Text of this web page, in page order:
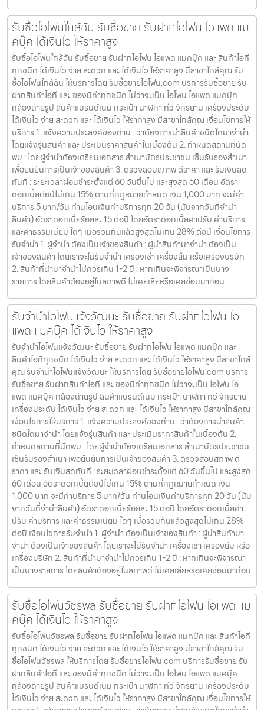
รับซื้อไอโฟนใกล้ฉัน รับซื้อขาย รับฝากไอโฟน ไอแพด แม
คบุ๊ค ได้เงินไว ให้ราคาสูง
รับซื้อไอโฟนใกล้ฉัน รับซื้อขาย รับฝากไอโฟน ไอแพด แมคบุ๊ค และ สินค้าไอที
ทุกชนิด ได้เงินไว ง่าย สะดวก และ ได้เงินไว ให้ราคาสูง มีสาขาใกล้คุณ รับ
ซื้อไอโฟนใกล้ฉัน ให้บริการโดย รับซื้อขายไอโฟน.com บริการรับซื้อขาย รับ
ฝากสินค้าไอที และ ของมีค่าทุกชนิด ไม่ว่าจะเป็น ไอโฟน ไอแพด แมคบุ๊ค
กล้องถ่ายรูป สินค้าแบรนด์เนม กระเป๋า นาฬิกา ทีวี จักรยาน เครื่องประดับ
ได้เงินไว ง่าย สะดวก และ ได้เงินไว ให้ราคาสูง มีสาขาใกล้คุณ เงื่อนไขการให้
บริการ 1. แจ้งความประสงค์ของท่าน : ว่าต้องการนำสินค้าชนิดใดมาจำนำ
โดยแจ้งรุ่นสินค้า และ ประเมินราคาสินค้าในเบื้องต้น 2. กำหนดสถานที่นัด
พบ : โดยผู้จำนำต้องเตรียมเอกสาร สำเนาบัตรประชาชน เซ็นรับรองสำเนา
เพื่อยืนยันการเป็นเจ้าของสินค้า 3. ตรวจสอบสภาพ ตีราคา และ รับเงินสด
ทันที : ระยะเวลาผ่อนชำระตั้งแต่ 60 วันขึ้นไป และสูงสุด 60 เดือน อัตรา
ดอกเบี้ยต่อปีไม่เกิน 15% ตามที่กฏหมายกำหนด เงิน 1,000 บาท จะมีค่า
บริการ 5 บาท/วัน ท่านโอนเงินค่าบริการทุก 20 วัน (นับจากวันที่จำนำ
สินค้า) อัตราดอกเบี้ยร้อยละ 15 ต่อปี โดยอัตราดอกเบี้ยค่าปรับ ค่าบริการ
และค่าธรรมเนียม ใดๆ เมื่อรวมกันแล้วสูงสุดไม่เกิน 28% ต่อปี เงื่อนไขการ
รับจำนำ 1. ผู้จำนำ ต้องเป็นเจ้าของสินค้า : ผู้นำสินค้ามาจำนำ ต้องเป็น
เจ้าของสินค้า โดยเราจะไม่รับจำนำ เครื่องเช่า เครื่องยืม หรือเครื่องบริษัท
2. สินค้าที่นำมาจำนำไม่ควรเกิน 1-2 ปี : หากเกินจะพิจารณาเป็นบาง
รายการ โดยสินค้าต้องอยู่ในสภาพดี ไม่เคยเสียหรือเคยซ่อมมาก่อน
รับจำนำไอโฟนแจ้งวัฒนะ รับซื้อขาย รับฝากไอโฟน ไอ
แพด แมคบุ๊ค ได้เงินไว ให้ราคาสูง
รับจำนำไอโฟนแจ้งวัฒนะ รับซื้อขาย รับฝากไอโฟน ไอแพด แมคบุ๊ค และ
สินค้าไอทีทุกชนิด ได้เงินไว ง่าย สะดวก และ ได้เงินไว ให้ราคาสูง มีสาขาใกล้
คุณ รับจำนำไอโฟนแจ้งวัฒนะ ให้บริการโดย รับซื้อขายไอโฟน.com บริการ
รับซื้อขาย รับฝากสินค้าไอที และ ของมีค่าทุกชนิด ไม่ว่าจะเป็น ไอโฟน ไอ
แพด แมคบุ๊ค กล้องถ่ายรูป สินค้าแบรนด์เนม กระเป๋า นาฬิกา ทีวี จักรยาน
เครื่องประดับ ได้เงินไว ง่าย สะดวก และ ได้เงินไว ให้ราคาสูง มีสาขาใกล้คุณ
เงื่อนไขการให้บริการ 1. แจ้งความประสงค์ของท่าน : ว่าต้องการนำสินค้า
ชนิดใดมาจำนำ โดยแจ้งรุ่นสินค้า และ ประเมินราคาสินค้าในเบื้องต้น 2.
กำหนดสถานที่นัดพบ : โดยผู้จำนำต้องเตรียมเอกสาร สำเนาบัตรประชาชน
เซ็นรับรองสำเนา เพื่อยืนยันการเป็นเจ้าของสินค้า 3. ตรวจสอบสภาพ ตี
ราคา และ รับเงินสดทันที : ระยะเวลาผ่อนชำระตั้งแต่ 60 วันขึ้นไป และสูงสุด
60 เดือน อัตราดอกเบี้ยต่อปีไม่เกิน 15% ตามที่กฏหมายกำหนด เงิน
1,000 บาท จะมีค่าบริการ 5 บาท/วัน ท่านโอนเงินค่าบริการทุก 20 วัน (นับ
จากวันที่จำนำสินค้า) อัตราดอกเบี้ยร้อยละ 15 ต่อปี โดยอัตราดอกเบี้ยค่า
ปรับ ค่าบริการ และค่าธรรมเนียม ใดๆ เมื่อรวมกันแล้วสูงสุดไม่เกิน 28%
ต่อปี เงื่อนไขการรับจำนำ 1. ผู้จำนำ ต้องเป็นเจ้าของสินค้า : ผู้นำสินค้ามา
จำนำ ต้องเป็นเจ้าของสินค้า โดยเราจะไม่รับจำนำ เครื่องเช่า เครื่องยืม หรือ
เครื่องบริษัท 2. สินค้าที่นำมาจำนำไม่ควรเกิน 1-2 ปี : หากเกินจะพิจารณา
เป็นบางรายการ โดยสินค้าต้องอยู่ในสภาพดี ไม่เคยเสียหรือเคยซ่อมมาก่อน
รับซื้อไอโฟนวัชรพล รับซื้อขาย รับฝากไอโฟน ไอแพด แม
คบุ๊ค ได้เงินไว ให้ราคาสูง
รับซื้อไอโฟนวัชรพล รับซื้อขาย รับฝากไอโฟน ไอแพด แมคบุ๊ค และ สินค้าไอที
ทุกชนิด ได้เงินไว ง่าย สะดวก และ ได้เงินไว ให้ราคาสูง มีสาขาใกล้คุณ รับ
ซื้อไอโฟนวัชรพล ให้บริการโดย รับซื้อขายไอโฟน.com บริการรับซื้อขาย รับ
ฝากสินค้าไอที และ ของมีค่าทุกชนิด ไม่ว่าจะเป็น ไอโฟน ไอแพด แมคบุ๊ค
กล้องถ่ายรูป สินค้าแบรนด์เนม กระเป๋า นาฬิกา ทีวี จักรยาน เครื่องประดับ
ได้เงินไว ง่าย สะดวก และ ได้เงินไว ให้ราคาสูง มีสาขาใกล้คุณ เงื่อนไขการให้